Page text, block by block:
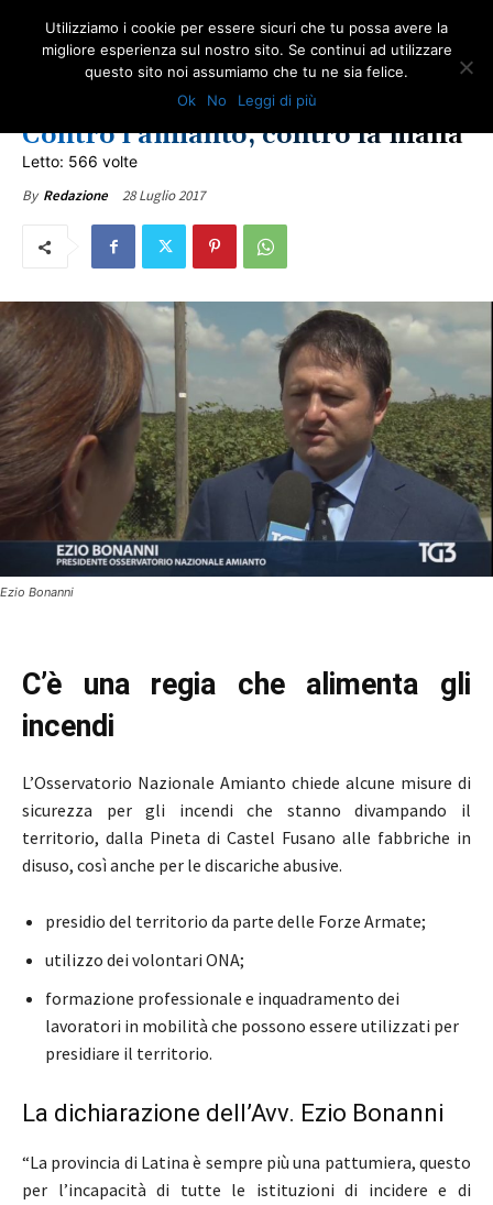
Contro l’amianto, contro la mafia
Letto: 566 volte
By Redazione 28 Luglio 2017
Ezio Bonanni
C’è una regia che alimenta gli
incendi
L’Osservatorio Nazionale Amianto chiede alcune misure di
sicurezza per gli incendi che stanno divampando il
territorio, dalla Pineta di Castel Fusano alle fabbriche in
disuso, così anche per le discariche abusive.
presidio del territorio da parte delle Forze Armate;
utilizzo dei volontari ONA;
formazione professionale e inquadramento dei
lavoratori in mobilità che possono essere utilizzati per
presidiare il territorio.
La dichiarazione dell’Avv. Ezio Bonanni
“La provincia di Latina è sempre più una pattumiera, questo
per l’incapacità di tutte le istituzioni di incidere e di
Utilizziamo i cookie per essere sicuri che tu possa avere la
migliore esperienza sul nostro sito. Se continui ad utilizzare
questo sito noi assumiamo che tu ne sia felice.
Ok
No Leggi di più